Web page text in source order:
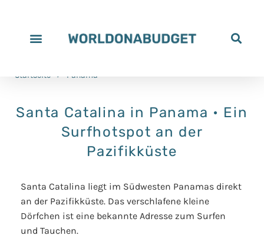
Startseite > Panama
Santa Catalina in Panama • Ein
Surfhotspot an der
Pazifikküste
Santa Catalina liegt im Südwesten Panamas direkt
an der Pazifikküste. Das verschlafene kleine
Dörfchen ist eine bekannte Adresse zum Surfen
und Tauchen.